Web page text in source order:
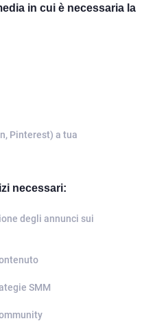
in cui è necessaria la
Pinterest) a tua
necessari:
degli annunci sui
SMM